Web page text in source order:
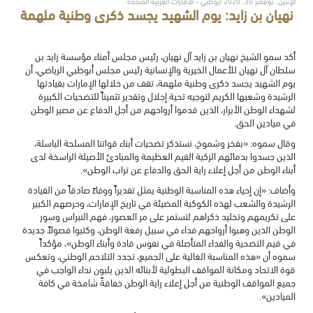
نهيان بن زايد: يوم الشهيد يجسد ذكرى وطنية ملهمة
أكد سمو الشيخ نهيان بن زايد آل نهيان، رئيس مجلس أمناء مؤسسة زايد بن
سلطان آل نهيان للأعمال الخيرية والإنسانية رئيس مجلس أبوظبي الرياضي، أن
يوم الشهيد يجسد ذكرى وطنية ملهمة، تقف من خلالها الإمارات بقيادتها
الرشيدة وشعبها الكريم لتوجيه تحية إجلال وتقدير تثميناً للتضحيات الكبيرة
لشهداء الوطن الأبرار، الذين قدموا أرواحهم من أجل الدفاع عن مصير الوطن
في ميادين الحق.
وقال سموه: «بفخر وشموخ، نستذكر تضحيات أبناء قواتنا المسلحة الباسلة،
الذين جسدوا بدمائهم الزكية القيم العظيمة والمبادئ الأصيلة الراسخة لدى
أبناء الوطن من أجل إعلاء راية الحق والدفاع عن تراب الوطن».
وأضاف: «إن إحياء هذه المناسبة الوطنية يمثل تقديراً ووفاءً صادقاً من القيادة
الرشيدة والشعب لهذه الكوكبة المضيئة في تاريخ الإمارات، وحرصهم الكبير
على تكريمهم وتخليد ذكراهم لتستمر على مر العصور، فهم النبراس وسور
الوطن الذين وهبوا أرواحهم فداء في سبيل رفعة الوطن، وكتبوا فصولاً جديدة
في قيم التضحية والفداء المتأصلة في نفوس قادة وأبناء الوطن»، مؤكداً
سموه أن «هذه المناسبة الغالية على الجميع، تجدد التلاحم الوطني، وتعكس
قوة الاتحاد ومكانة المواقف البطولية لأبنائه الذين يلبون نداء الواجب في
جميع المواقف الوطنية من أجل إعلاء راية الوطن خفاقةً شامخة في كافة
الميادين».